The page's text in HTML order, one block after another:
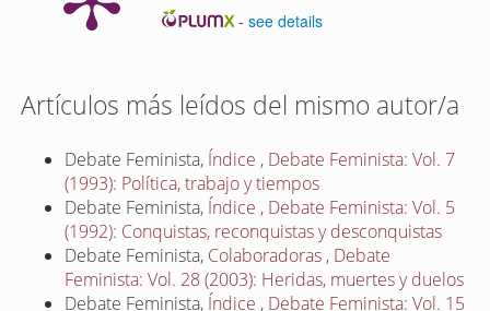
-see details
Artículos más leídos del mismo autor/a
Debate Feminista, Índice , Debate Feminista: Vol. 7
(1993): Política, trabajo y tiempos
Debate Feminista, Índice , Debate Feminista: Vol. 5
(1992): Conquistas, reconquistas y desconquistas
Debate Feminista, Colaboradoras , Debate
Feminista: Vol. 28 (2003): Heridas, muertes y duelos
Debate Feminista, Índice , Debate Feminista: Vol. 15